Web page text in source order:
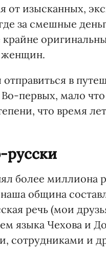
изысканных,
за смешные
женщин.
в
первых, мало
что время
русски
более миллиона
община
речь (мои
языка Чехова и
сотрудниками и